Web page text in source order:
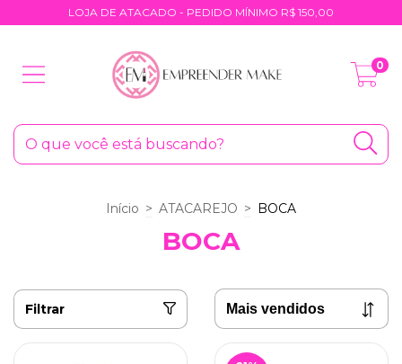
LOJA DE ATACADO - PEDIDO MÍNIMO R$ 150,00
0
Início > ATACAREJO > BOCA
BOCA
Filtrar